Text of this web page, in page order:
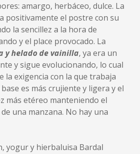
amargo, herbáceo, dulce. La
positivamente el postre con su
la sencillez a la hora de
y el place provocado. La
y helado de vainilla, ya era un
y sigue evolucionando, lo cual
la exigencia con la que trabaja
es más crujiente y ligera y el
más etéreo manteniendo el
una manzana. No hay una